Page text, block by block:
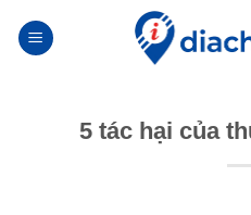
5 tác hại của